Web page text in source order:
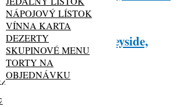
NÁPOJOVÝ LÍSTOK
VÍNNA KARTA
DEZERTY
SKUPINOVÉ MENU
TORTY NA
OBJEDNÁVKU
YO, Single Malt, Speyside,